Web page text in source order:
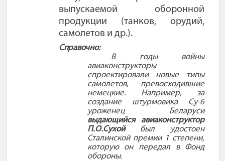
выпускаемой оборонной
продукции (танков, орудий,
самолетов и др.).
Справочно:
В годы войны
авиаконструкторы
спроектировали новые типы
самолетов, превосходившие
немецкие. Например, за
создание штурмовика Су-6
уроженец Беларуси
выдающийся авиаконструктор
П.О.Сухойбыл удостоен
Сталинской премии 1 степени,
которую он передал в Фонд
обороны.